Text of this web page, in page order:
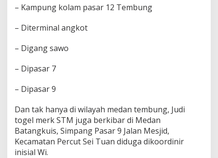
b
g
n
a
i
n
i
– Kampung kolam pasar 12 Tembung
– Diterminal angkot
– Digang sawo
– Dipasar 7
– Dipasar 9
Dan tak hanya di wilayah medan tembung, Judi
togel merk STM juga berkibar di Medan
Batangkuis, Simpang Pasar 9 Jalan Mesjid,
Kecamatan Percut Sei Tuan diduga dikoordinir
inisial Wi.